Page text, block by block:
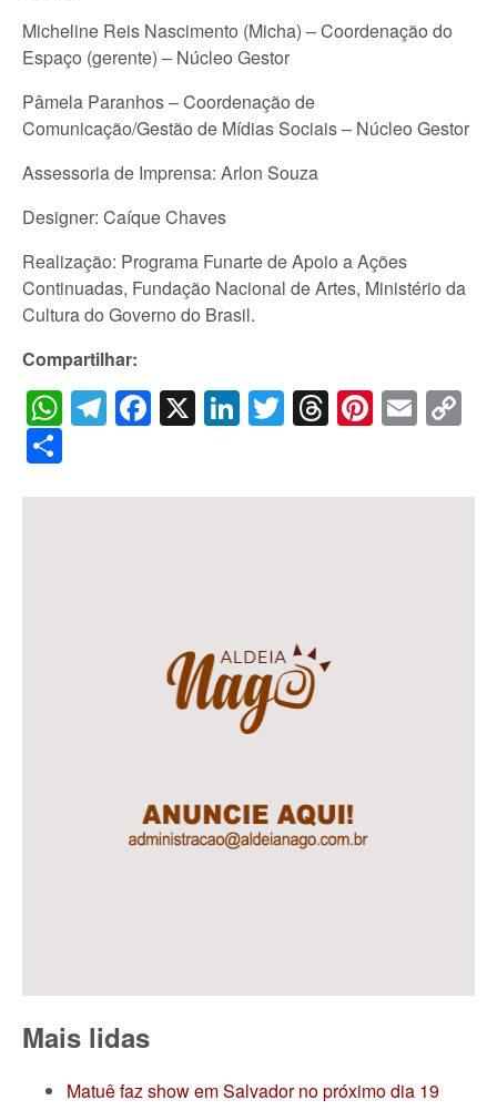
Micheline Reis Nascimento (Micha) – Coordenação do
Espaço (gerente) – Núcleo Gestor
Pâmela Paranhos – Coordenação de
Comunicação/Gestão de Mídias Sociais – Núcleo Gestor
Assessoria de Imprensa: Arlon Souza
Designer: Caíque Chaves
Realização: Programa Funarte de Apoio a Ações
Continuadas, Fundação Nacional de Artes, Ministério da
Cultura do Governo do Brasil.
Compartilhar:
WhatsApp
Telegram
Facebook
X LinkedIn
Twitter
Threads
Mais lidas
Matuê faz show em Salvador no próximo dia 19